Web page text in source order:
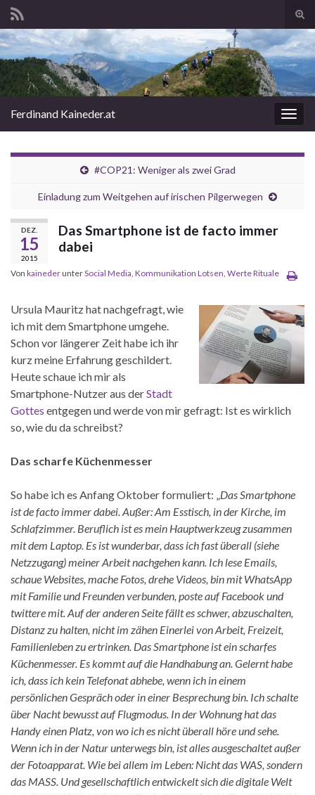
Search for:
Ferdinand Kaineder.at
#COP21: Weniger als zwei Grad
Einladung zum Weitgehen auf irischen Pilgerwegen
DEZ.
15
2015
Das Smartphone ist de facto immer
dabei
Von kainederunterSocial Media Kommunikation Lotsen Werte Rituale
Ursula Mauritz hat nachgefragt, wie
ich mit dem Smartphone umgehe.
Schon vor längerer Zeit habe ich ihr
kurz meine Erfahrung geschildert.
Heute schaue ich mir als
Smartphone-Nutzer aus derStadt
Gottes entgegen und werde von mir gefragt: Ist es wirklich
so, wie du da schreibst?
Das scharfe Küchenmesser
So habe ich es Anfang Oktober formuliert: „ Das Smartphone
ist de facto immer dabei. Außer: Am Esstisch, in der Kirche, im
Schlafzimmer. Beruflich ist es mein Hauptwerkzeug zusammen
mit dem Laptop. Es ist wunderbar, dass ich fast überall (siehe
Netzzugang) meiner Arbeit nachgehen kann. Ich lese Emails,
schaue Websites, mache Fotos, drehe Videos, bin mit WhatsApp
mit Familie und Freunden verbunden, poste auf Facebook und
twittere mit. Auf der anderen Seite fällt es schwer, abzuschalten,
Distanz zu halten, nicht im zähen Einerlei von Arbeit, Freizeit,
Familienleben zu ertrinken. Das Smartphone ist ein scharfes
Küchenmesser. Es kommt auf die Handhabung an. Gelernt habe
ich, dass ich kein Telefonat abhebe, wenn ich in einem
persönlichen Gespräch oder in einer Besprechung bin. Ich schalte
über Nacht bewusst auf Flugmodus. In der Wohnung hat das
Handy einen Platz, von wo ich es nicht überall höre und sehe.
Wenn ich in der Natur unterwegs bin, ist alles ausgeschaltet außer
der Fotoapparat. Wie bei allem im Leben: Nicht das WAS, sondern
das MASS. Und gesellschaftlich entwickelt sich die digitale Welt